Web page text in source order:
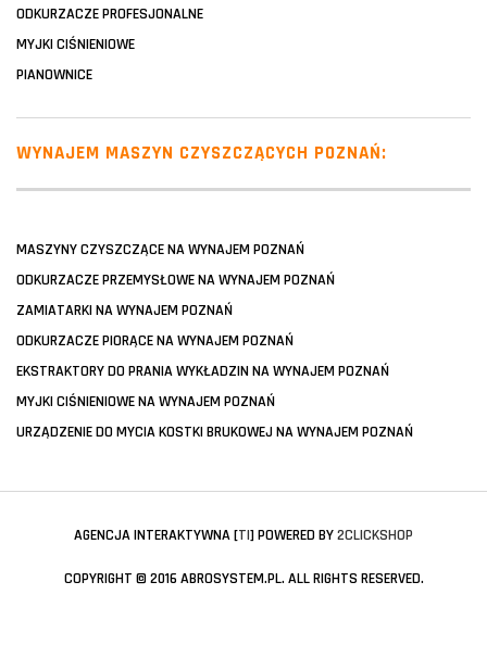
ODKURZACZE PROFESJONALNE
MYJKI CIŚNIENIOWE
PIANOWNICE
WYNAJEM MASZYN CZYSZCZĄCYCH POZNAŃ:
MASZYNY CZYSZCZĄCE NA WYNAJEM POZNAŃ
ODKURZACZE PRZEMYSŁOWE NA WYNAJEM POZNAŃ
ZAMIATARKI NA WYNAJEM POZNAŃ
ODKURZACZE PIORĄCE NA WYNAJEM POZNAŃ
EKSTRAKTORY DO PRANIA WYKŁADZIN NA WYNAJEM POZNAŃ
MYJKI CIŚNIENIOWE NA WYNAJEM POZNAŃ
URZĄDZENIE DO MYCIA KOSTKI BRUKOWEJ NA WYNAJEM POZNAŃ
AGENCJA INTERAKTYWNA [TI] POWERED BY2CLICKSHOP
COPYRIGHT © 2016 ABROSYSTEM.PL. ALL RIGHTS RESERVED.